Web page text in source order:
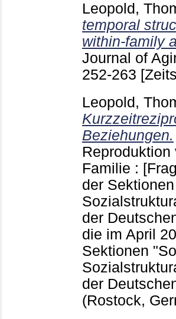
Leopold,
temporal
within-family
Journal of
252-263
Leopold,
Beziehungen.
Familie :
der
der
die im April
Sektionen
der
(Rostock,